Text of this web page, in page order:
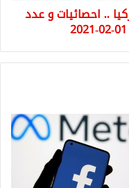
.. احصائيات و عدد